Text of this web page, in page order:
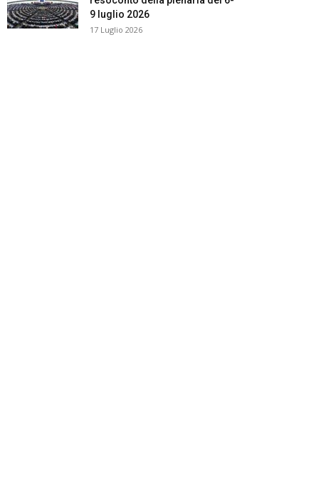
9 luglio 2026
17 Luglio 2026